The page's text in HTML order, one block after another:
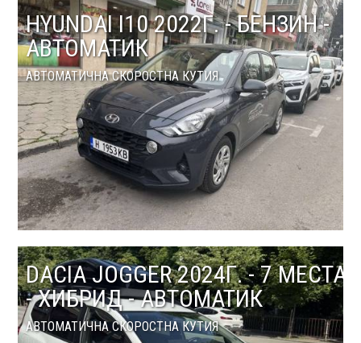
HYUNDAI I10 2022Г. - БЕНЗИН -
АВТОМАТИК
АВТОМАТИЧНА СКОРОСТНА КУТИЯ
DACIA JOGGER 2024Г. - 7 МЕСТА
- ХИБРИД - АВТОМАТИК
АВТОМАТИЧНА СКОРОСТНА КУТИЯ